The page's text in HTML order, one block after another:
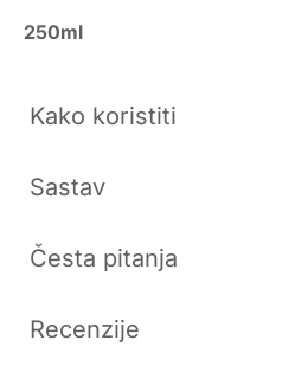
250ml
Kako koristiti
Sastav
Česta pitanja
Recenzije